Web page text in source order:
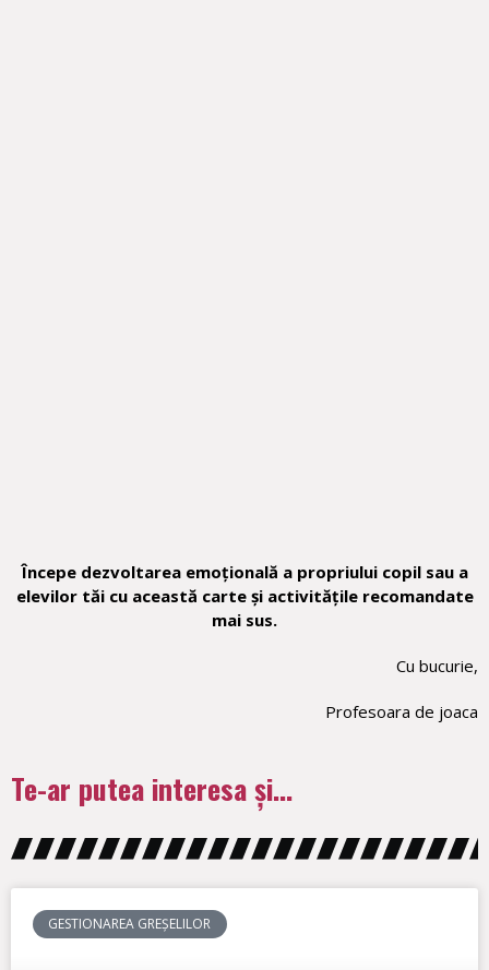
Începe dezvoltarea emoțională a propriului copil sau a
elevilor tăi cu această carte și activitățile recomandate
mai sus.
Cu bucurie,
Profesoara de joaca
Te-ar putea interesa și...
GESTIONAREA GREȘELILOR